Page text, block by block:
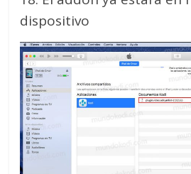
dispositivo